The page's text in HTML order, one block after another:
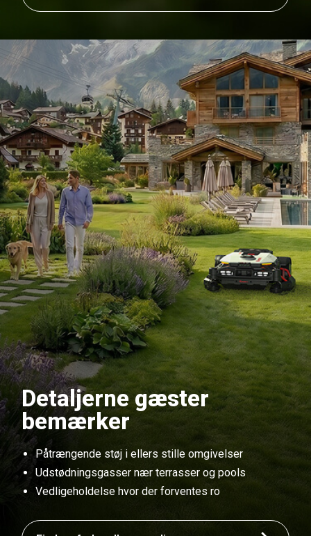
Detaljerne gæster
bemærker
Påtrængende støj i ellers stille omgivelser
Udstødningsgasser nær terrasser og pools
Vedligeholdelse hvor der forventes ro